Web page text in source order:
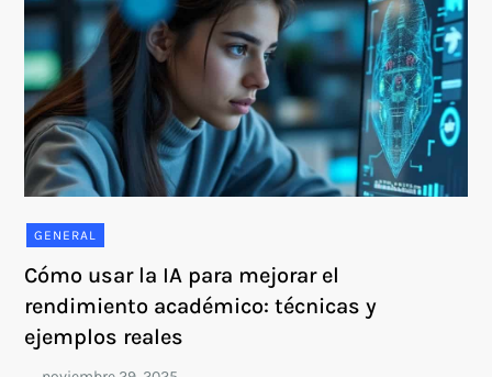
GENERAL
Cómo usar la IA para mejorar el
rendimiento académico: técnicas y
ejemplos reales